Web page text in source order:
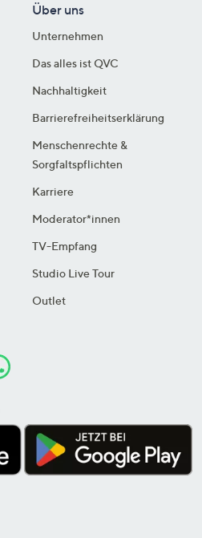
Über uns
Unternehmen
Das alles ist QVC
Nachhaltigkeit
Barrierefreiheitserklärung
Menschenrechte &
Sorgfaltspflichten
Karriere
Moderator*innen
TV-Empfang
Studio Live Tour
Outlet